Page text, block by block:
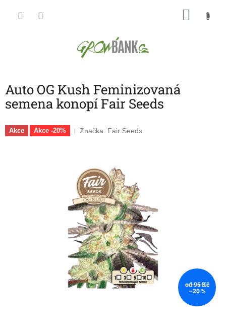
Auto OG Kush Feminizovaná
semena konopí Fair Seeds
Akce Akce -20% Značka: Fair Seeds
od 95 Kč
–20 %